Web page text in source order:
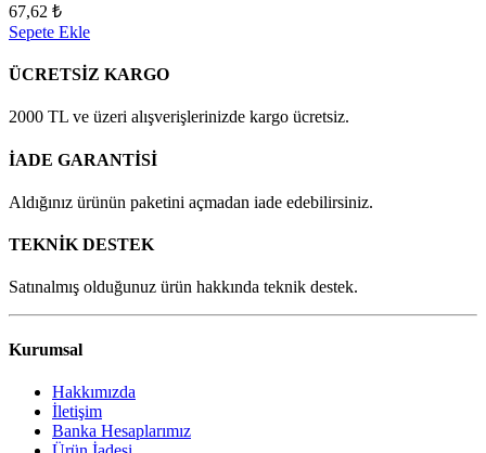
67,62 ₺
Sepete Ekle
ÜCRETSİZ KARGO
2000 TL ve üzeri alışverişlerinizde kargo ücretsiz.
İADE GARANTİSİ
Aldığınız ürünün paketini açmadan iade edebilirsiniz.
TEKNİK DESTEK
Satınalmış olduğunuz ürün hakkında teknik destek.
Kurumsal
Hakkımızda
İletişim
Banka Hesaplarımız